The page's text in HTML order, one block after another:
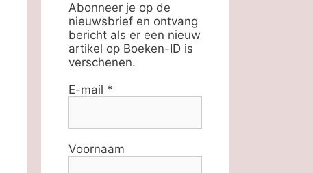
Abonneer je op de
nieuwsbrief en ontvang
bericht als er een nieuw
artikel op Boeken-ID is
verschenen.
E-mail *
Voornaam